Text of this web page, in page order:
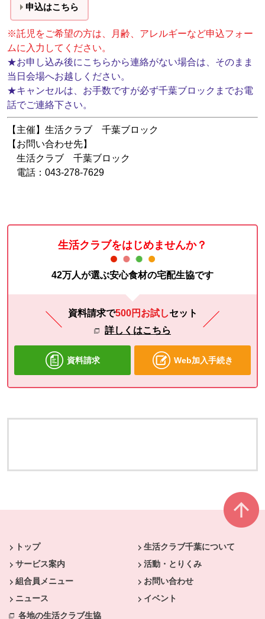
申込はこちら
※託児をご希望の方は、月齢、アレルギーなど申込フォー
ムに入力してください。
★お申し込み後にこちらから連絡がない場合は、そのまま
当日会場へお越しください。
★キャンセルは、お手数ですが必ず千葉ブロックまでお電
話でご連絡下さい。
【主催】生活クラブ 千葉ブロック
【お問い合わせ先】
生活クラブ 千葉ブロック
電話：043-278-7629
生活クラブをはじめませんか？
42万人が選ぶ安心食材の宅配生協です
資料請求で500円お試しセット
詳しくはこちら
資料請求 Web加入手続き
トップ
生活クラブ千葉について
サービス案内
活動・とりくみ
組合員メニュー
お問い合わせ
ニュース
イベント
各地の生活クラブ生協